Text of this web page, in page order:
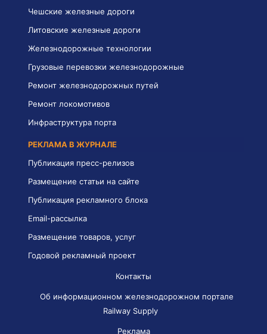
Чешские железные дороги
Литовские железные дороги
Железнодорожные технологии
Грузовые перевозки железнодорожные
Ремонт железнодорожных путей
Ремонт локомотивов
Инфраструктура порта
РЕКЛАМА В ЖУРНАЛЕ
Публикация пресс-релизов
Размещение статьи на сайте
Публикация рекламного блока
Email-рассылка
Размещение товаров, услуг
Годовой рекламный проект
Контакты
Об информационном железнодорожном портале
Railway Supply
Реклама